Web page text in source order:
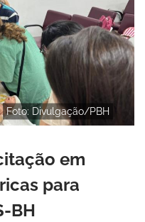
Foto: Divulgação/PBH
em
para
BH